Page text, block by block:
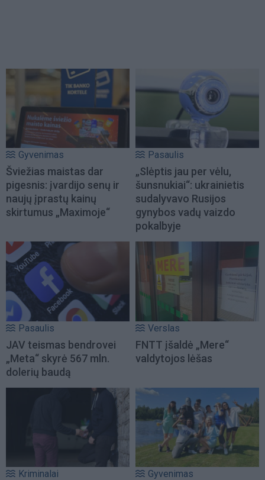
Gyvenimas
Šviežias maistas dar
pigesnis: įvardijo senų ir
naujų įprastų kainų
skirtumus „Maximoje“
Pasaulis
„Slėptis jau per vėlu,
šunsnukiai“: ukrainietis
sudalyvavo Rusijos
gynybos vadų vaizdo
pokalbyje
Pasaulis
JAV teismas bendrovei
„Meta“ skyrė 567 mln.
dolerių baudą
Verslas
FNTT įšaldė „Mere“
valdytojos lėšas
Kriminalai Gyvenimas